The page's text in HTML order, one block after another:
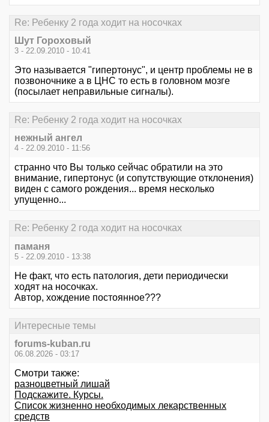
Re: Ребенку 2 года ходит на носочках
Шут Гороховый
3 - 22.09.2010 - 10:41
Это называется "гипертонус", и центр проблемы не в
позвоночнике а в ЦНС то есть в головном мозге
(посылает неправильные сигналы).
Re: Ребенку 2 года ходит на носочках
нежный ангел
4 - 22.09.2010 - 11:56
странно что Вы только сейчас обратили на это
внимание, гипертонус (и сопутствующие отклонения)
виден с самого рождения... время несколько
упущенно...
Re: Ребенку 2 года ходит на носочках
паманя
5 - 22.09.2010 - 13:38
Не факт, что есть патология, дети периодически
ходят на носочках.
Автор, хождение постоянное???
Интересные темы
forums-kuban.ru
06.08.2026 - 03:17
Смотри также:
разноцветный лишай
Подскажите. Курсы.
Список жизненно необходимых лекарственных
средств